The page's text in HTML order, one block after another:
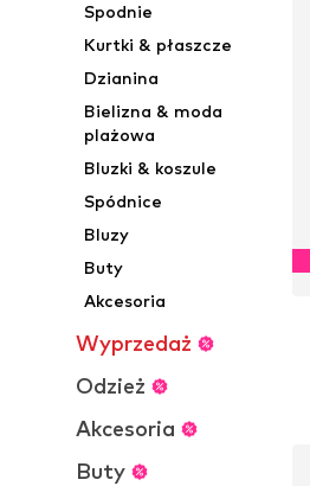
Spodnie
Kurtki & płaszcze
Dzianina
Bielizna & moda
plażowa
Bluzki & koszule
Spódnice
Bluzy
Buty
Akcesoria
Wyprzedaż
Odzież
Akcesoria
Buty